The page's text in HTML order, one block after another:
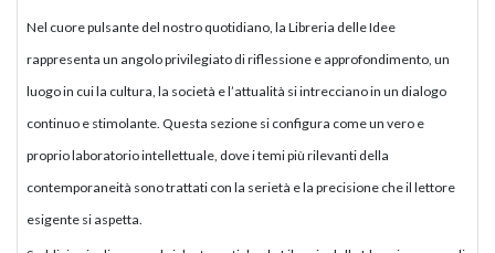
Nel cuore pulsante del nostro quotidiano, la Libreria delle Idee
rappresenta un angolo privilegiato di riflessione e approfondimento, un
luogo in cui la cultura, la società e l’attualità si intrecciano in un dialogo
continuo e stimolante. Questa sezione si configura come un vero e
proprio laboratorio intellettuale, dove i temi più rilevanti della
contemporaneità sono trattati con la serietà e la precisione che il lettore
esigente si aspetta.